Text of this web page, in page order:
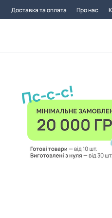
Доставка та оплата Про нас